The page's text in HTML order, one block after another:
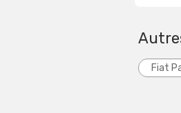
Fiat